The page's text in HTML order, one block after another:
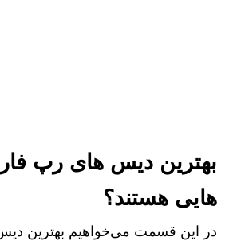
بهترین دیس های رپ
هایی هستند؟
در این قسمت می‌خواهیم بهترین